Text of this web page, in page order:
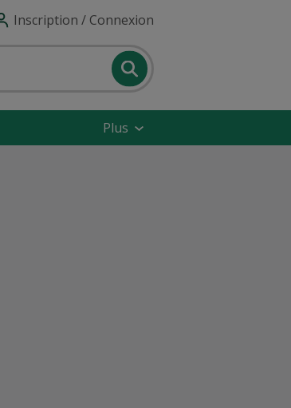
Inscription / Connexion
Plus